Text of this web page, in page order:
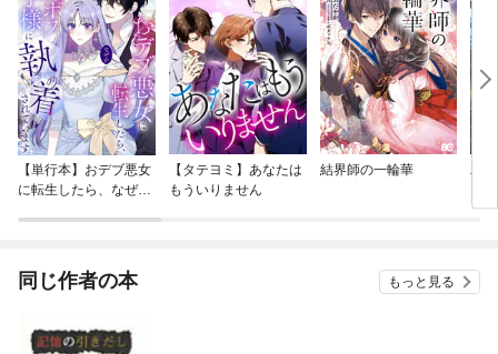
【単行本】おデブ悪女
に転生したら、なぜか
【タテヨミ】あなたは
もういりません
結界師の一輪華
バ
今
同じ作者の本 もっと見る